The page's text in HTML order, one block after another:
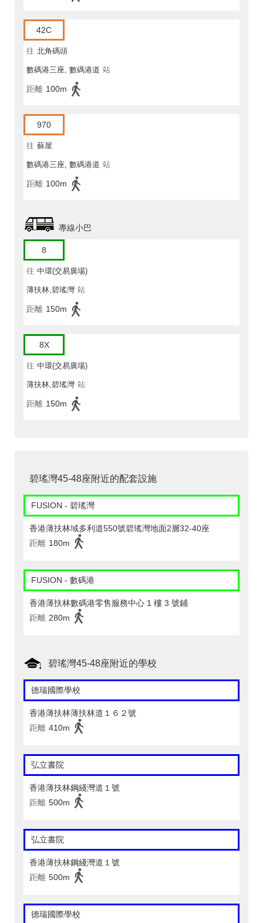
42C
往 北角碼頭
數碼港三座, 數碼港道 站
距離 100m
970
往 蘇屋
數碼港三座, 數碼港道 站
距離 100m
專線小巴
8
往 中環(交易廣場)
薄扶林,碧瑤灣 站
距離 150m
8X
往 中環(交易廣場)
薄扶林,碧瑤灣 站
距離 150m
碧瑤灣45-48座附近的配套設施
FUSION - 碧瑤灣
香港薄扶林域多利道550號碧瑤灣地面2層32-40座
距離 180m
FUSION - 數碼港
香港薄扶林數碼港零售服務中心 1 樓 3 號鋪
距離 280m
碧瑤灣45-48座附近的學校
德瑞國際學校
香港薄扶林薄扶林道１６２號
距離 410m
弘立書院
香港薄扶林鋼綫灣道１號
距離 500m
弘立書院
香港薄扶林鋼綫灣道１號
距離 500m
德瑞國際學校